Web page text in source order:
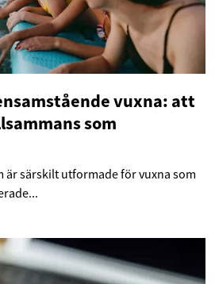
vuxna: att
som
är särskilt utformade för vuxna som